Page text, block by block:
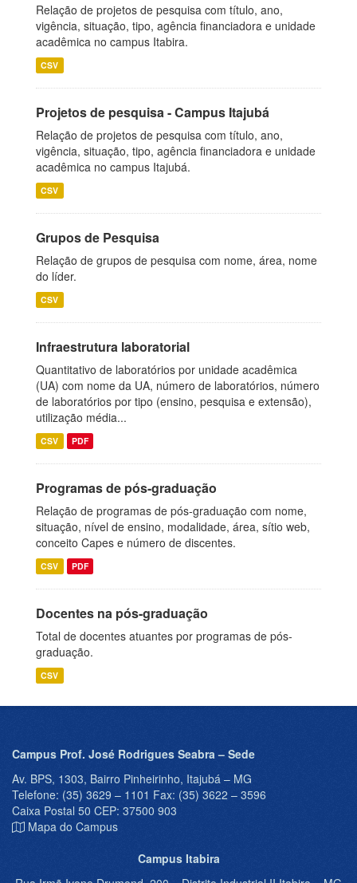
Relação de projetos de pesquisa com título, ano,
vigência, situação, tipo, agência financiadora e unidade
acadêmica no campus Itabira.
CSV
Projetos de pesquisa - Campus Itajubá
Relação de projetos de pesquisa com título, ano,
vigência, situação, tipo, agência financiadora e unidade
acadêmica no campus Itajubá.
CSV
Grupos de Pesquisa
Relação de grupos de pesquisa com nome, área, nome
do líder.
CSV
Infraestrutura laboratorial
Quantitativo de laboratórios por unidade acadêmica
(UA) com nome da UA, número de laboratórios, número
de laboratórios por tipo (ensino, pesquisa e extensão),
utilização média...
CSV PDF
Programas de pós-graduação
Relação de programas de pós-graduação com nome,
situação, nível de ensino, modalidade, área, sítio web,
conceito Capes e número de discentes.
CSV PDF
Docentes na pós-graduação
Total de docentes atuantes por programas de pós-
graduação.
CSV
Campus Prof. José Rodrigues Seabra – Sede
Av. BPS, 1303, Bairro Pinheirinho, Itajubá – MG
Telefone: (35) 3629 – 1101 Fax: (35) 3622 – 3596
Caixa Postal 50 CEP: 37500 903
Mapa do Campus
Campus Itabira